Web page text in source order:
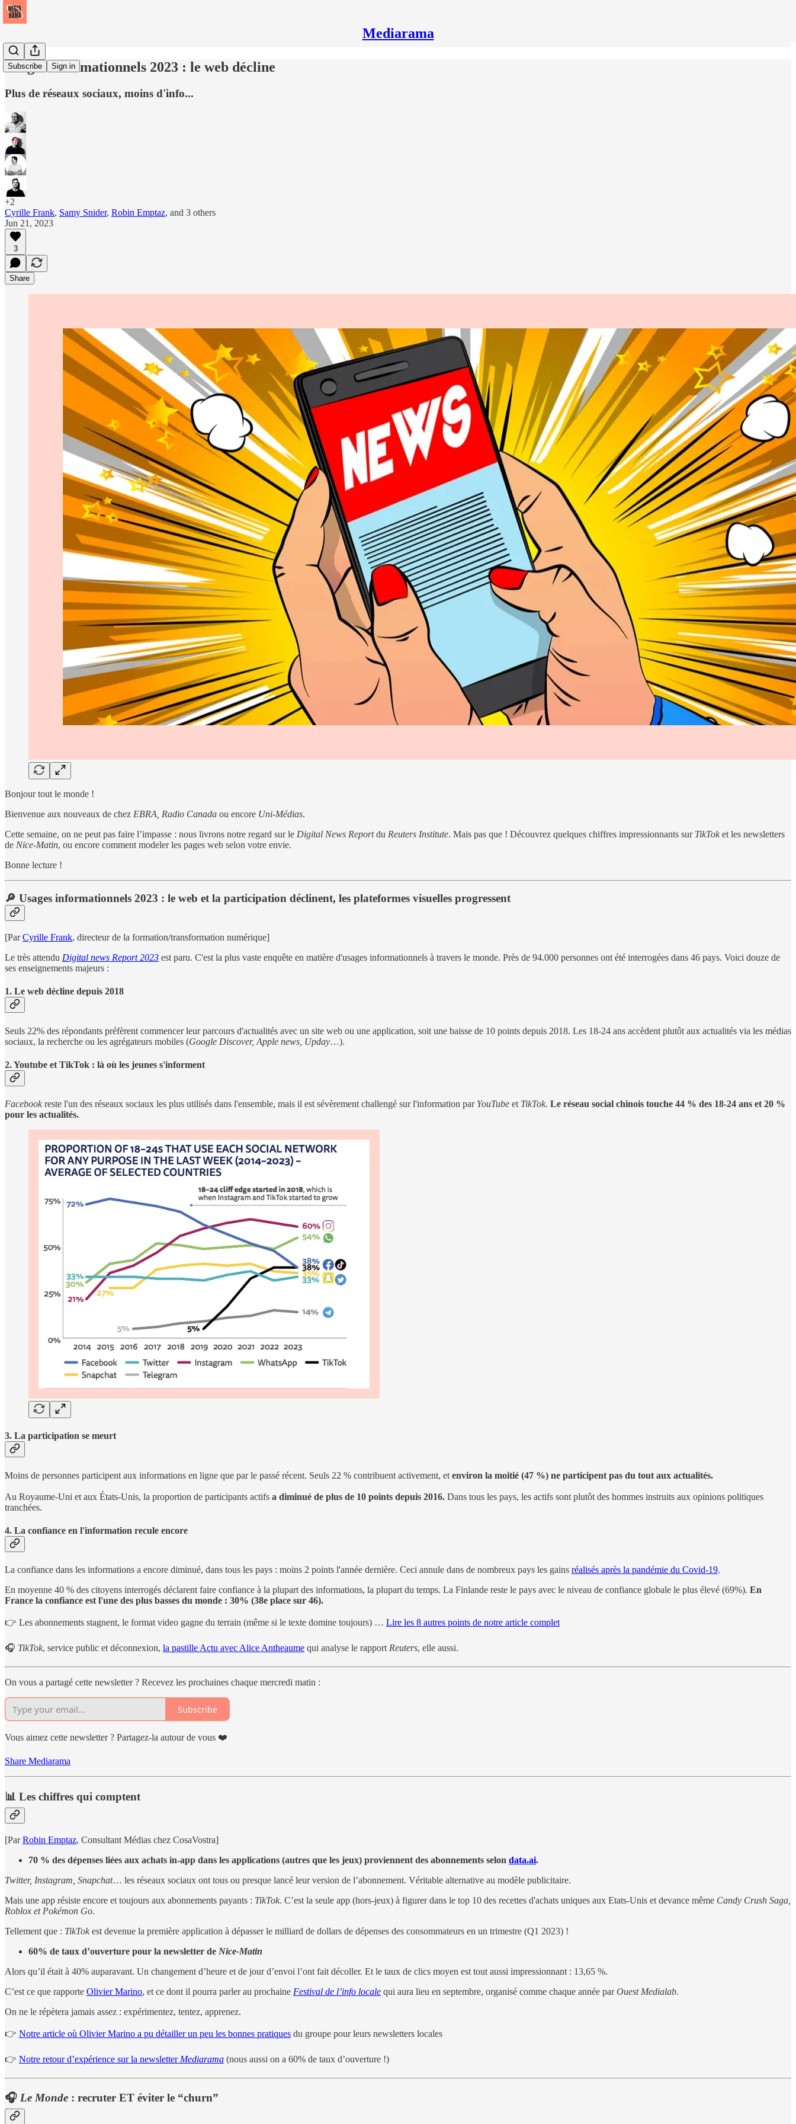
Mediarama
Subscribe Sign in
Usages informationnels 2023 : le web décline
Plus de réseaux sociaux, moins d'info...
+2
Cyrille Frank, Samy Snider, Robin Emptaz, and 3 others
Jun 21, 2023
3
Share
Bonjour tout le monde !
Bienvenue aux nouveaux de chez EBRA, Radio Canada ou encore Uni-Médias.
Cette semaine, on ne peut pas faire l’impasse : nous livrons notre regard sur le Digital News Reportdu Reuters Institute. Mais pas que ! Découvrez quelques chiffres impressionnants sur TikTok et les newsletters
de Nice-Matin, ou encore comment modeler les pages web selon votre envie.
Bonne lecture !
🔎 Usages informationnels 2023 : le web et la participation déclinent, les plateformes visuelles progressent
[ParCyrille Frank, directeur de la formation/transformation numérique]
Le très attendu Digital news Report 2023 est paru. C'est la plus vaste enquête en matière d'usages informationnels à travers le monde. Près de 94.000 personnes ont été interrogées dans 46 pays. Voici douze de
ses enseignements majeurs :
1. Le web décline depuis 2018
Seuls 22% des répondants préfèrent commencer leur parcours d'actualités avec un site web ou une application, soit une baisse de 10 points depuis 2018. Les 18-24 ans accèdent plutôt aux actualités via les médias
sociaux, la recherche ou les agrégateurs mobiles (Google Discover, Apple news, Upday…).
2. Youtube et TikTok : là où les jeunes s'informent
Facebook reste l'un des réseaux sociaux les plus utilisés dans l'ensemble, mais il est sévèrement challengé sur l'information par YouTube et TikTok. Le réseau social chinois touche 44 % des 18-24 ans et 20 %
pour les actualités.
3. La participation se meurt
Moins de personnes participent aux informations en ligne que par le passé récent. Seuls 22 % contribuent activement, et environ la moitié (47 %) ne participent pas du tout aux actualités.
Au Royaume-Uni et aux États-Unis, la proportion de participants actifs a diminué de plus de 10 points depuis 2016. Dans tous les pays, les actifs sont plutôt des hommes instruits aux opinions politiques
tranchées.
4. La confiance en l'information recule encore
La confiance dans les informations a encore diminué, dans tous les pays : moins 2 points l'année dernière. Ceci annule dans de nombreux pays les gains réalisés après la pandémie du Covid-19.
En moyenne 40 % des citoyens interrogés déclarent faire confiance à la plupart des informations, la plupart du temps. La Finlande reste le pays avec le niveau de confiance globale le plus élevé (69%). En
France la confiance est l'une des plus basses du monde : 30% (38e place sur 46).
👉 Les abonnements stagnent, le format video gagne du terrain (même si le texte domine toujours) … Lire les 8 autres points de notre article complet
🎧 TikTok, service public et déconnexion, la pastille Actu avec Alice Antheaume qui analyse le rapport Reuters, elle aussi.
On vous a partagé cette newsletter ? Recevez les prochaines chaque mercredi matin :
Subscribe
Vous aimez cette newsletter ? Partagez-la autour de vous ❤️
Share Mediarama
📊 Les chiffres qui comptent
[ParRobin Emptaz, Consultant Médias chez CosaVostra]
70 % des dépenses liées aux achats in-app dans les applications (autres que les jeux) proviennent des abonnements selon data.ai.
Twitter, Instagram, Snapchat… les réseaux sociaux ont tous ou presque lancé leur version de l’abonnement. Véritable alternative au modèle publicitaire.
Mais une app résiste encore et toujours aux abonnements payants : TikTok. C’est la seule app (hors-jeux) à figurer dans le top 10 des recettes d'achats uniques aux Etats-Unis et devance même Candy Crush Saga,
Roblox et Pokémon Go.
Tellement que : TikTok est devenue la première application à dépasser le milliard de dollars de dépenses des consommateurs en un trimestre (Q1 2023) !
60% de taux d’ouverture pour la newsletter de Nice-Matin
Alors qu’il était à 40% auparavant. Un changement d’heure et de jour d’envoi l’ont fait décoller. Et le taux de clics moyen est tout aussi impressionnant : 13,65 %.
C’est ce que rapporte Olivier Marino, et ce dont il pourra parler au prochaine Festival de l’info locale qui aura lieu en septembre, organisé comme chaque année parOuest Medialab.
On ne le répètera jamais assez : expérimentez, tentez, apprenez.
👉 Notre article où Olivier Marino a pu détailler un peu les bonnes pratiques du groupe pour leurs newsletters locales
👉 Notre retour d’expérience sur la newsletter Mediarama (nous aussi on a 60% de taux d’ouverture !)
🎧 Le Monde : recruter ET éviter le “churn”